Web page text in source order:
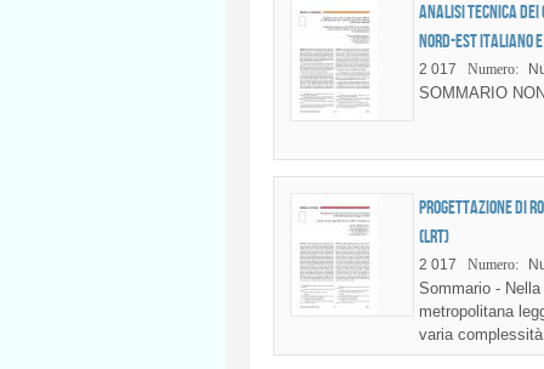
Analisi tecnica
nord-est italiano e
2 017 Numero:
SOMMARIO
Progettazione di
(LRT)
2 017 Numero:
Sommario -
metropolitana
varia